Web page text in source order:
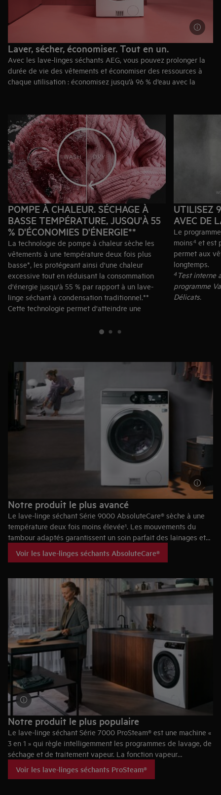
Laver, sécher, économiser. Tout en un.
Avec les lave-linges séchants AEG, vous pouvez prolonger la
durée de vie des vêtements et économiser des ressources à
chaque utilisation : économisez jusqu’à 96 % d’eau avec la
55 % d’énergie avec un séchage moyennant la technologie de
pompe à chaleur.²
POMPE À CHALEUR. SÉCHAGE À
BASSE TEMPÉRATURE, JUSQU'À 55
% D'ÉCONOMIES D'ÉNERGIE**
La technologie de pompe à chaleur sèche les
vêtements à une température deux fois plus
basse*, les protégeant ainsi d'une chaleur
excessive tout en réduisant la consommation
d'énergie jusqu'à 55 % par rapport à un lave-
linge séchant à condensation traditionnel.**
Cette technologie permet d'atteindre une
tambour d'un appareil avec pompe à chaleur et
d'un lave-linge séchant à condensation
traditionnel.
** Basé sur des tests internes comparant la
consommation d'énergie pendant la phase de
séchage d'un appareil avec pompe à chaleur et
d'un lave-linge séchant à condensation
traditionnel, en utilisant le cycle complet Eco
40-60 à charge maximale (6 kg de coton IEC).
UTILISEZ
AVEC DE
Le
moins⁴ et est
permet aux
longtemps.
⁴Test interne
programme
Délicats.
Notre produit le plus avancé
Le lave-linge séchant Série 9000 AbsoluteCare® sèche à une
température deux fois moins élevée¹. Les mouvements du
tambour adaptés garantissent un soin parfait des lainages et
la soie².
Voir les lave-linges séchants AbsoluteCare®
Notre produit le plus populaire
Le lave-linge séchant Série 7000 ProSteam® est une machine «
3 en 1 » qui règle intelligemment les programmes de lavage, de
séchage et de traitement vapeur. La fonction vapeur
lavage.
Voir les lave-linges séchants ProSteam®